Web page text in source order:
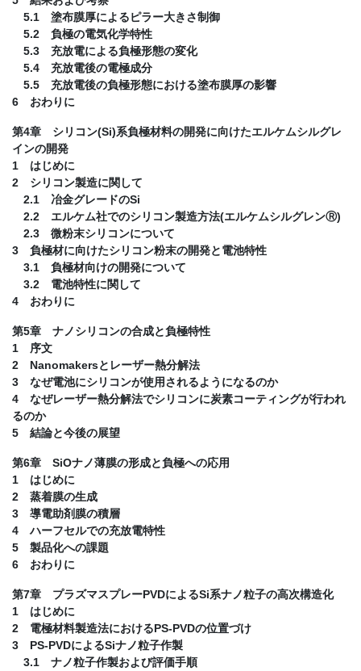
5.1 塗布膜厚によるピラー大きさ制御
5.2 負極の電気化学特性
5.3 充放電による負極形態の変化
5.4 充放電後の電極成分
5.5 充放電後の負極形態における塗布膜厚の影響
6 おわりに
第4章 シリコン(Si)系負極材料の開発に向けたエルケムシルグレ
インの開発
1 はじめに
2 シリコン製造に関して
2.1 冶金グレードのSi
2.2 エルケム社でのシリコン製造方法(エルケムシルグレンⓇ)
2.3 微粉末シリコンについて
3 負極材に向けたシリコン粉末の開発と電池特性
3.1 負極材向けの開発について
3.2 電池特性に関して
4 おわりに
第5章 ナノシリコンの合成と負極特性
1 序文
2 Nanomakersとレーザー熱分解法
3 なぜ電池にシリコンが使用されるようになるのか
4 なぜレーザー熱分解法でシリコンに炭素コーティングが行われ
るのか
5 結論と今後の展望
第6章 SiOナノ薄膜の形成と負極への応用
1 はじめに
2 蒸着膜の生成
3 導電助剤膜の積層
4 ハーフセルでの充放電特性
5 製品化への課題
6 おわりに
第7章 プラズマスプレーPVDによるSi系ナノ粒子の高次構造化
1 はじめに
2 電極材料製造法におけるPS-PVDの位置づけ
3 PS-PVDによるSiナノ粒子作製
3.1 ナノ粒子作製および評価手順